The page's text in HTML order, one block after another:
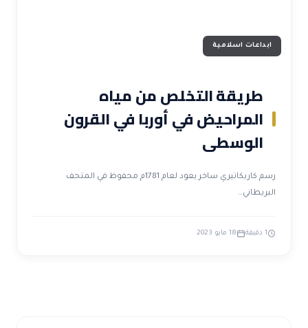
ابداعات اسلامية
طريقة التخلص من مياه
المراحيض في أوربا في القرون
الوسطى
رسم كاريكاتيري ساخر يعود لعام 1781م محفوظ في المتحف
البريطاني…
1 دقيقة 18 مايو 2023